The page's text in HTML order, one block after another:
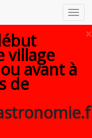
×
village
avant à
de